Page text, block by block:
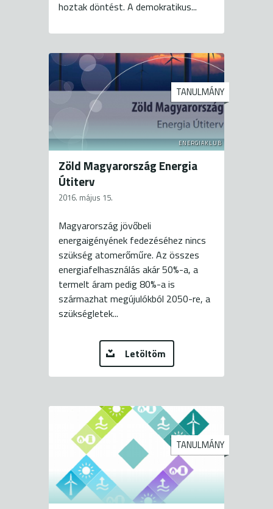
hoztak döntést. A demokratikus...
ENERGIAKLUB
TANULMÁNY
Zöld Magyarország Energia
Útiterv
2016. május 15.
Magyarország jövőbeli
energaigényének fedezéséhez nincs
szükség atomerőműre. Az összes
energiafelhasználás akár 50%-a, a
termelt áram pedig 80%-a is
származhat megújulókból 2050-re, a
szükségletek...
Letöltöm
TANULMÁNY